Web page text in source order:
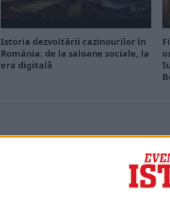
Istoria dezvoltării cazinourilor în
România: de la saloane sociale, la
era digitală